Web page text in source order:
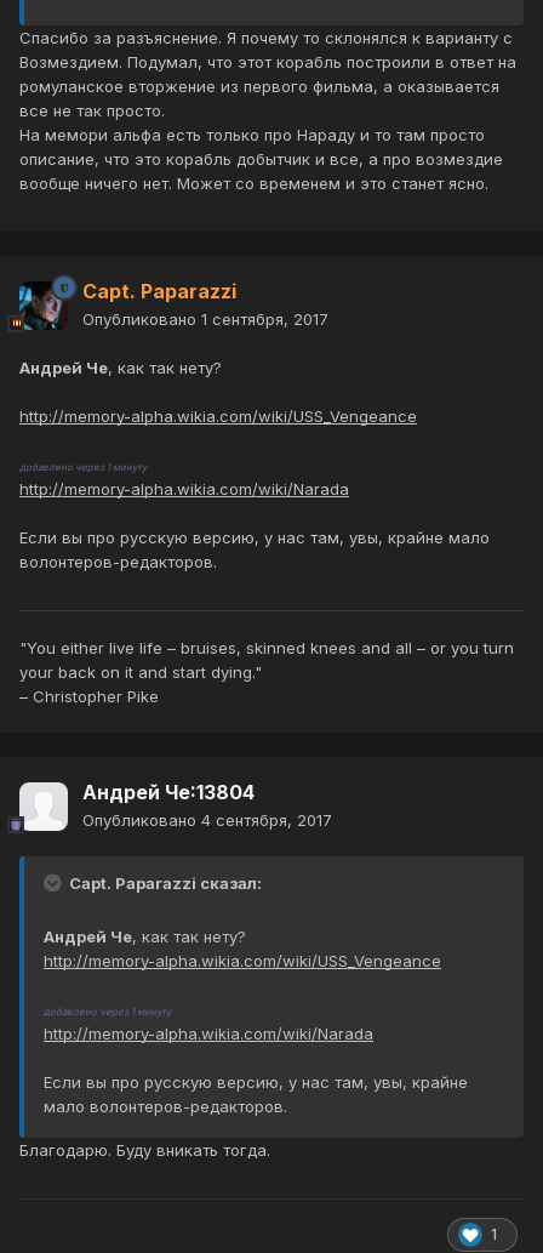
Спасибо за разъяснение. Я почему то склонялся к варианту с
Возмездием. Подумал, что этот корабль построили в ответ на
ромуланское вторжение из первого фильма, а оказывается
все не так просто.
На мемори альфа есть только про Нараду и то там просто
описание, что это корабль добытчик и все, а про возмездие
вообще ничего нет. Может со временем и это станет ясно.
Capt. Paparazzi
Опубликовано 1 сентября, 2017
Андрей Че, как так нету?
http://memory-alpha.wikia.com/wiki/USS_Vengeance
добавлено через 1 минуту
http://memory-alpha.wikia.com/wiki/Narada
Если вы про русскую версию, у нас там, увы, крайне мало
волонтеров-редакторов.
"You either live life – bruises, skinned knees and all – or you turn
your back on it and start dying."
– Christopher Pike
Андрей Че:13804
Опубликовано 4 сентября, 2017
Capt. Paparazzi сказал:
Андрей Че, как так нету?
http://memory-alpha.wikia.com/wiki/USS_Vengeance
добавлено через 1 минуту
http://memory-alpha.wikia.com/wiki/Narada
Если вы про русскую версию, у нас там, увы, крайне
мало волонтеров-редакторов.
Благодарю. Буду вникать тогда.
1